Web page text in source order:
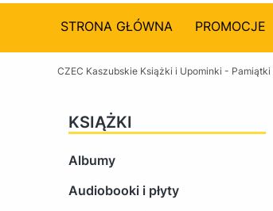
STRONA GŁÓWNA PROMOCJE
CZEC Kaszubskie Książki i Upominki -
KSIĄŻKI
Albumy
Audiobooki i płyty